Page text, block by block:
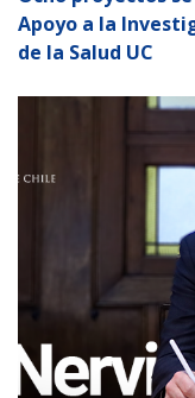
Apoyo a la
de la Salud UC